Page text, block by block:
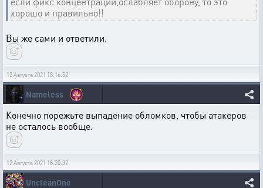
хорошо и правильно!!
Вы же сами и ответили.
12 Августа 2021 18:16:52
Nameless
Конечно порежьте выпадение обломков, чтобы атакеров
не осталось вообще.
12 Августа 2021 18:20:32
UncleanOne